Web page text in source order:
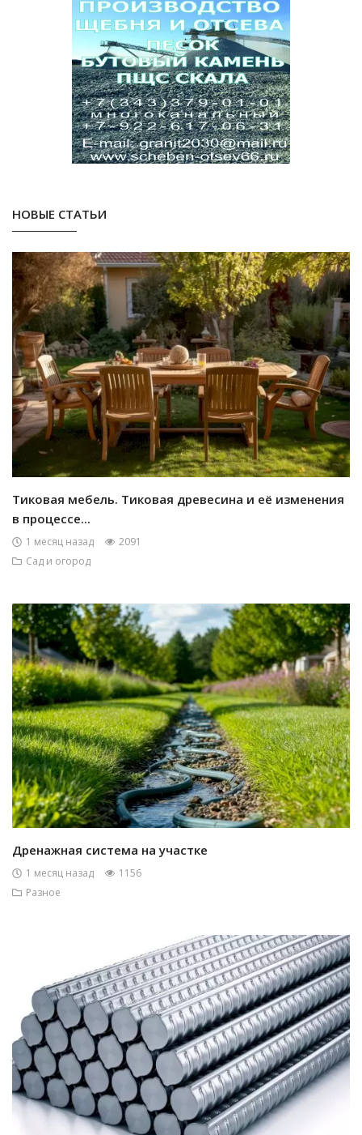
НОВЫЕ СТАТЬИ
Тиковая мебель. Тиковая древесина и её изменения
в процессе...
1 месяц назад
2091
Сад и огород
Дренажная система на участке
1 месяц назад
1156
Разное